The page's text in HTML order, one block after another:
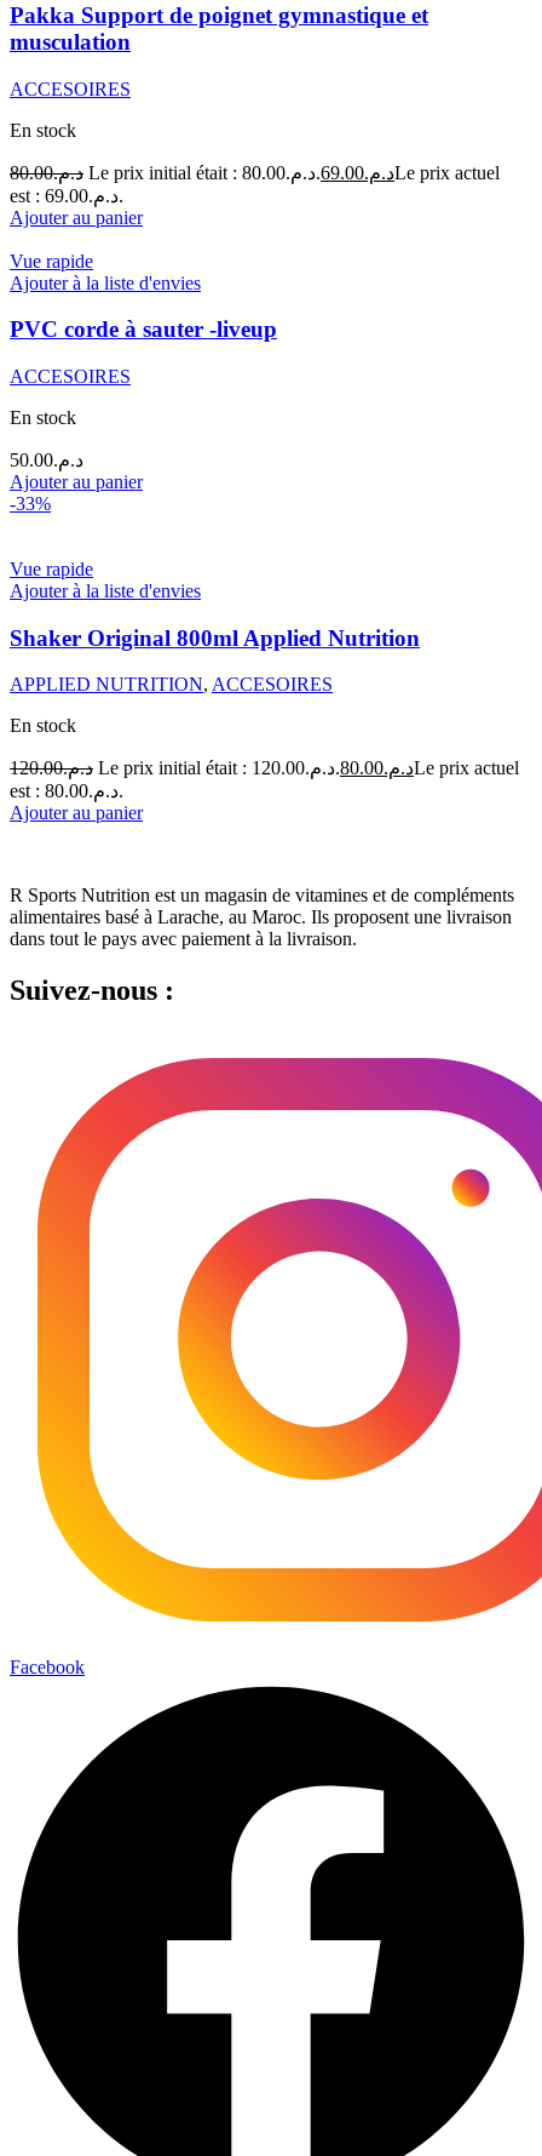
Pakka Support de poignet gymnastique et
musculation
ACCESOIRES
En stock
د.م.80.00 Le prix initial était : د.م.80.00. د.م.69.00
Le prix actuel
est : د.م.69.00.
Ajouter au panier
Vue rapide
Ajouter à la liste d'envies
PVC corde à sauter -liveup
ACCESOIRES
En stock
د.م.50.00
Ajouter au panier
-33%
Vue rapide
Ajouter à la liste d'envies
Shaker Original 800ml Applied Nutrition
APPLIED NUTRITION, ACCESOIRES
En stock
د.م.120.00 Le prix initial était : د.م.120.00. د.م.80.00
Le prix actuel
est : د.م.80.00.
Ajouter au panier
R Sports Nutrition est un magasin de vitamines et de compléments
alimentaires basé à Larache, au Maroc. Ils proposent une livraison
dans tout le pays avec paiement à la livraison.
Suivez-nous :
Facebook